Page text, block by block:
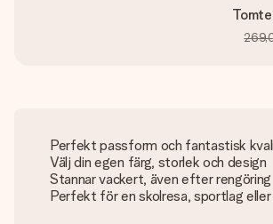
Perfekt passform och fantastisk
Välj din egen färg, storlek och design
Stannar vackert, även efter rengöring
Perfekt för en skolresa, sportlag